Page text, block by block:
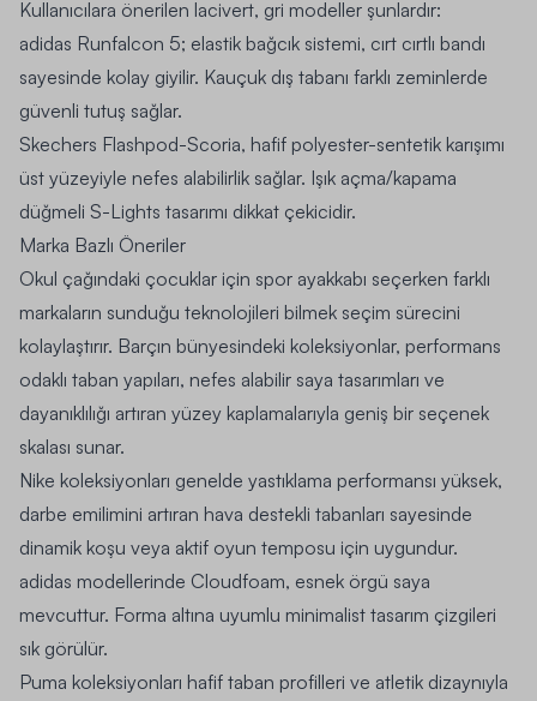
Kullanıcılara önerilen lacivert, gri modeller şunlardır:
adidas Runfalcon 5; elastik bağcık sistemi, cırt cırtlı bandı
sayesinde kolay giyilir. Kauçuk dış tabanı farklı zeminlerde
güvenli tutuş sağlar.
Skechers Flashpod-Scoria, hafif polyester-sentetik karışımı
üst yüzeyiyle nefes alabilirlik sağlar. Işık açma/kapama
düğmeli S-Lights tasarımı dikkat çekicidir.
Marka Bazlı Öneriler
Okul çağındaki çocuklar için spor ayakkabı seçerken farklı
markaların sunduğu teknolojileri bilmek seçim sürecini
kolaylaştırır. Barçın bünyesindeki koleksiyonlar, performans
odaklı taban yapıları, nefes alabilir saya tasarımları ve
dayanıklılığı artıran yüzey kaplamalarıyla geniş bir seçenek
skalası sunar.
Nike koleksiyonları genelde yastıklama performansı yüksek,
darbe emilimini artıran hava destekli tabanları sayesinde
dinamik koşu veya aktif oyun temposu için uygundur.
adidas modellerinde Cloudfoam, esnek örgü saya
mevcuttur. Forma altına uyumlu minimalist tasarım çizgileri
sık görülür.
Puma koleksiyonları hafif taban profilleri ve atletik dizaynıyla